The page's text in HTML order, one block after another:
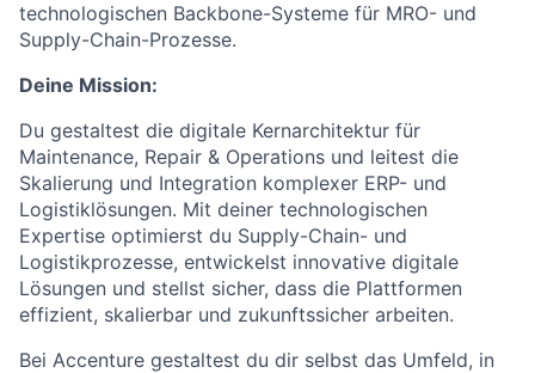
technologischen Backbone-Systeme für MRO- und
Supply-Chain-Prozesse.
Deine Mission:
Du gestaltest die digitale Kernarchitektur für
Maintenance, Repair & Operations und leitest die
Skalierung und Integration komplexer ERP- und
Logistiklösungen. Mit deiner technologischen
Expertise optimierst du Supply-Chain- und
Logistikprozesse, entwickelst innovative digitale
Lösungen und stellst sicher, dass die Plattformen
effizient, skalierbar und zukunftssicher arbeiten.
Bei Accenture gestaltest du dir selbst das Umfeld, in